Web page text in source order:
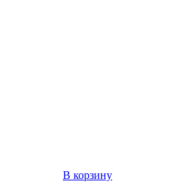
В корзину